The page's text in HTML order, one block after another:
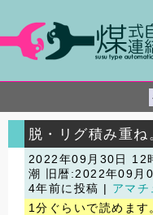
脱・リグ積み重ね
2022年09月30日 12
潮
旧暦:2022年09月
4年前に投稿 | アマチ
1分ぐらいで読めます